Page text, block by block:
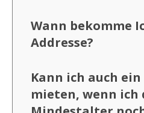
Wann bekomme
Addresse?
Kann ich auch
mieten, wenn ich